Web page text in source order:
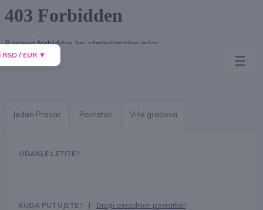
☰
Prijava
Jedan Pravac Povratak Više gradova
| Drugi aerodrom povratka?